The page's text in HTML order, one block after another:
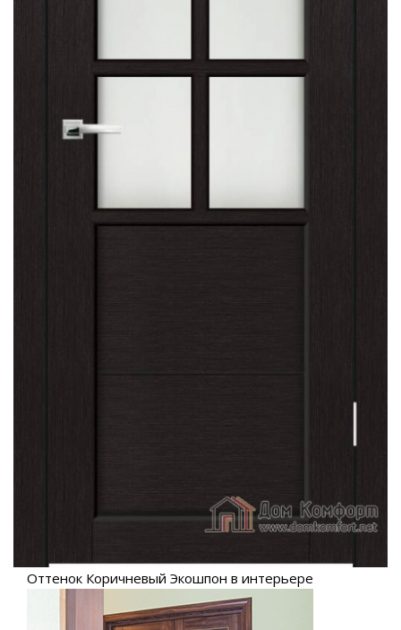
Оттенок Коричневый Экошпон в интерьере